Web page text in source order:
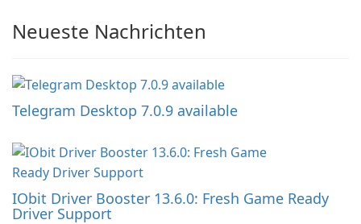
Neueste Nachrichten
Telegram Desktop 7.0.9 available
IObit Driver Booster 13.6.0: Fresh Game Ready
Driver Support